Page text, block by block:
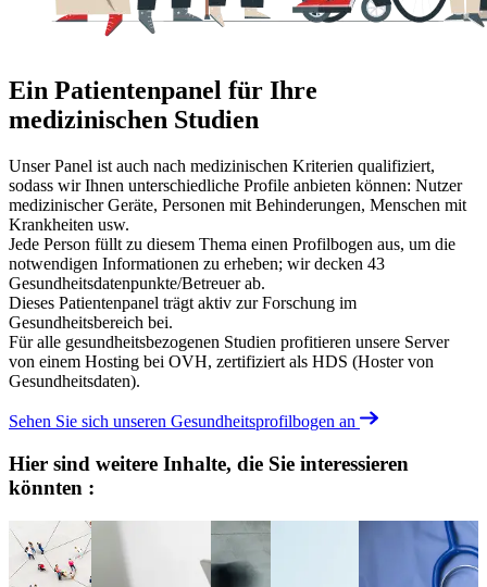
Ein Patientenpanel für Ihre
medizinischen Studien
Unser Panel ist auch nach medizinischen Kriterien qualifiziert,
sodass wir Ihnen unterschiedliche Profile anbieten können: Nutzer
medizinischer Geräte, Personen mit Behinderungen, Menschen mit
Krankheiten usw.
Jede Person füllt zu diesem Thema einen Profilbogen aus, um die
notwendigen Informationen zu erheben; wir decken 43
Gesundheitsdatenpunkte/Betreuer ab.
Dieses Patientenpanel trägt aktiv zur Forschung im
Gesundheitsbereich bei.
Für alle gesundheitsbezogenen Studien profitieren unsere Server
von einem Hosting bei OVH, zertifiziert als HDS (Hoster von
Gesundheitsdaten).
Sehen Sie sich unseren Gesundheitsprofilbogen an
Hier sind weitere Inhalte, die Sie interessieren
könnten :